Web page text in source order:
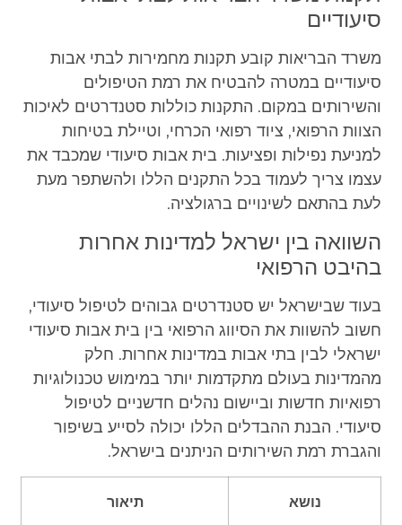
סיעודיים
משרד הבריאות קובע תקנות מחמירות לבתי אבות
סיעודיים במטרה להבטיח את רמת הטיפולים
והשירותים במקום. התקנות כוללות סטנדרטים לאיכות
הצוות הרפואי, ציוד רפואי הכרחי, וטיילת בטיחות
למניעת נפילות ופציעות. בית אבות סיעודי שמכבד את
עצמו צריך לעמוד בכל התקנים הללו ולהשתפר מעת
לעת בהתאם לשינויים ברגולציה.
השוואה בין ישראל למדינות אחרות
בהיבט הרפואי
בעוד שבישראל יש סטנדרטים גבוהים לטיפול סיעודי,
חשוב להשוות את הסיווג הרפואי בין בית אבות סיעודי
ישראלי לבין בתי אבות במדינות אחרות. חלק
מהמדינות בעולם מתקדמות יותר במימוש טכנולוגיות
רפואיות חדשות וביישום נהלים חדשניים לטיפול
סיעודי. הבנת ההבדלים הללו יכולה לסייע בשיפור
והגברת רמת השירותים הניתנים בישראל.
נושא תיאור